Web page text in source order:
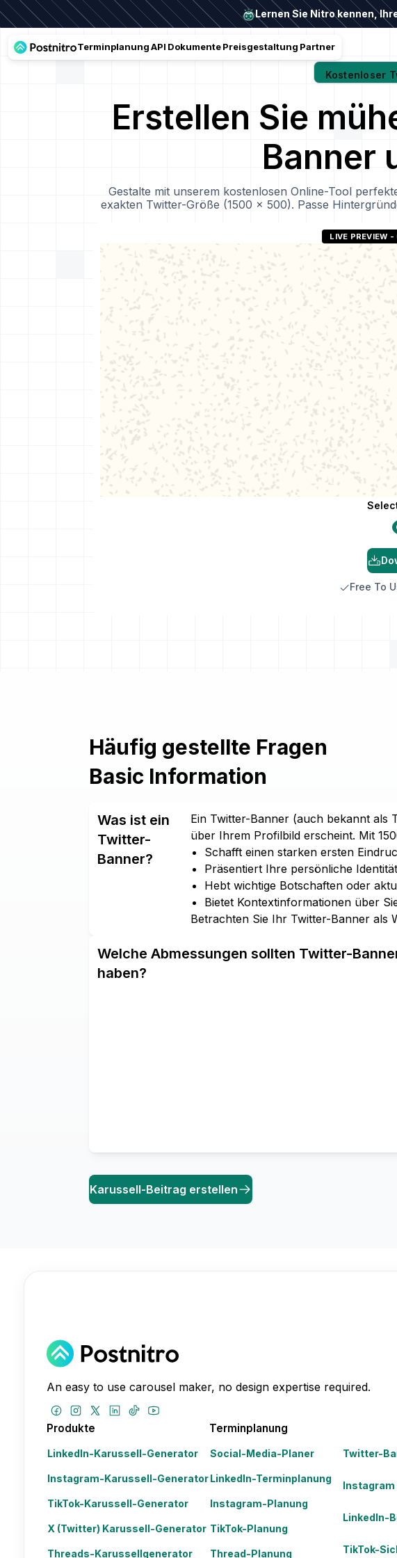
Lernen Sie Nitro kennen,
TerminplanungAPI DokumentePreisgestaltung Partner
Kostenloser
Erstellen Sie
Banner
Gestalte mit unserem kostenlosen Online-Tool
exakten Twitter-Größe (1500 × 500). Passe
LIVE PREVIEW -
Free To
Häufig gestellte Fragen
Basic Information
Was ist ein
Twitter-
Banner?
Ein Twitter-Banner (auch bekannt als
über Ihrem Profilbild erscheint. Mit
Schafft einen starken ersten
Präsentiert Ihre persönliche
Hebt wichtige Botschaften oder
Bietet Kontextinformationen über
Betrachten Sie Ihr Twitter-Banner als
Welche Abmessungen sollten Twitter-
haben?
Karussell-Beitrag erstellen
An easy to use carousel maker, no design expertise required.
Produkte
LinkedIn-Karussell-Generator
Instagram-Karussell-Generator
TikTok-Karussell-Generator
X (Twitter) Karussell-Generator
Threads-Karussellgenerator
Terminplanung
Social-Media-Planer
LinkedIn-Terminplanung
Instagram-Planung
TikTok-Planung
Thread-Planung
Twitter-
Instagram
LinkedIn-
TikTok-